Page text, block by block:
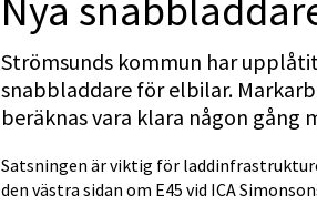
Strömsunds kommun har
snabbladdare för elbilar.
beräknas vara klara någon gång
Satsningen är viktig för
den västra sidan om E45 vid ICA